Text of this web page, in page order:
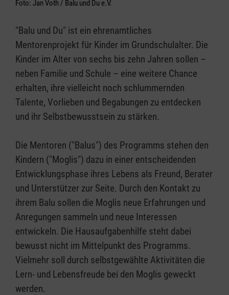
Foto: Jan Voth / Balu und Du e.V.
"Balu und Du" ist ein ehrenamtliches
Mentorenprojekt für Kinder im Grundschulalter. Die
Kinder im Alter von sechs bis zehn Jahren sollen –
neben Familie und Schule – eine weitere Chance
erhalten, ihre vielleicht noch schlummernden
Talente, Vorlieben und Begabungen zu entdecken
und ihr Selbstbewusstsein zu stärken.
Die Mentoren ("Balus") des Programms stehen den
Kindern ("Moglis") dazu in einer entscheidenden
Entwicklungsphase ihres Lebens als Freund, Berater
und Unterstützer zur Seite. Durch den Kontakt zu
ihrem Balu sollen die Moglis neue Erfahrungen und
Anregungen sammeln und neue Interessen
entwickeln. Die Hausaufgabenhilfe steht dabei
bewusst nicht im Mittelpunkt des Programms.
Vielmehr soll durch selbstgewählte Aktivitäten die
Lern- und Lebensfreude bei den Moglis geweckt
werden.